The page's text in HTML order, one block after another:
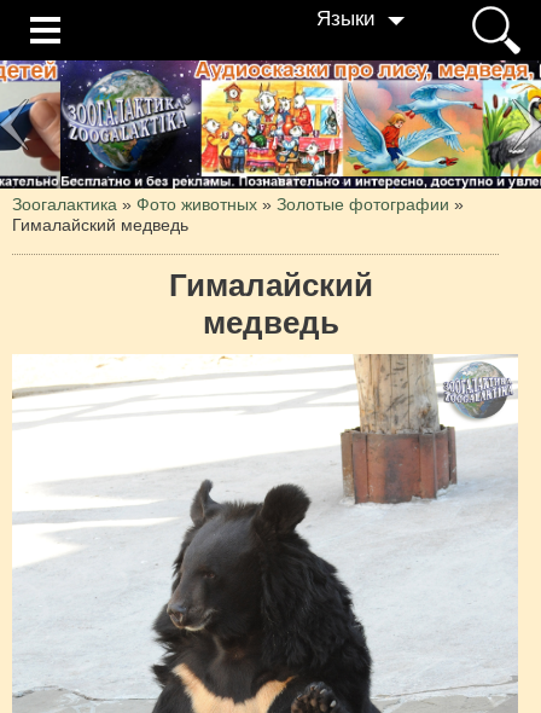
Языки
Зоогалактика » Фото животных » Золотые фотографии »
Гималайский медведь
Гималайский
медведь